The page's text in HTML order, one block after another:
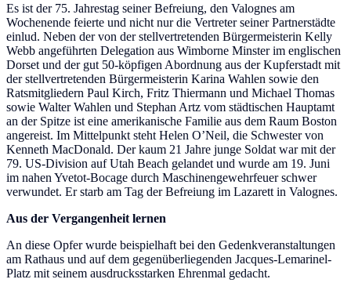
Es ist der 75. Jahrestag seiner Befreiung, den Valognes am
Wochenende feierte und nicht nur die Vertreter seiner Partnerstädte
einlud. Neben der von der stellvertretenden Bürgermeisterin Kelly
Webb angeführten Delegation aus Wimborne Minster im englischen
Dorset und der gut 50-köpfigen Abordnung aus der Kupferstadt mit
der stellvertretenden Bürgermeisterin Karina Wahlen sowie den
Ratsmitgliedern Paul Kirch, Fritz Thiermann und Michael Thomas
sowie Walter Wahlen und Stephan Artz vom städtischen Hauptamt
an der Spitze ist eine amerikanische Familie aus dem Raum Boston
angereist. Im Mittelpunkt steht Helen O’Neil, die Schwester von
Kenneth MacDonald. Der kaum 21 Jahre junge Soldat war mit der
79. US-Division auf Utah Beach gelandet und wurde am 19. Juni
im nahen Yvetot-Bocage durch Maschinengewehrfeuer schwer
verwundet. Er starb am Tag der Befreiung im Lazarett in Valognes.
Aus der Vergangenheit lernen
An diese Opfer wurde beispielhaft bei den Gedenkveranstaltungen
am Rathaus und auf dem gegenüberliegenden Jacques-Lemarinel-
Platz mit seinem ausdrucksstarken Ehrenmal gedacht.